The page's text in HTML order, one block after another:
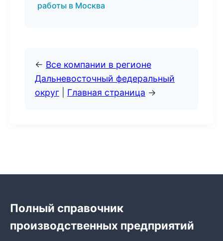
работы в Москва
← Все компании в регионе
Дальневосточный федеральный
округ
Главная страница →
Полный справочник
производственных предприятий